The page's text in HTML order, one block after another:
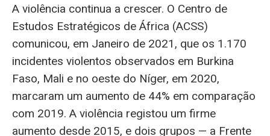
A violência continua a crescer. O Centro de
Estudos Estratégicos de África (ACSS)
comunicou, em Janeiro de 2021, que os 1.170
incidentes violentos observados em Burkina
Faso, Mali e no oeste do Níger, em 2020,
marcaram um aumento de 44% em comparação
com 2019. A violência registou um firme
aumento desde 2015, e dois grupos — a Frente